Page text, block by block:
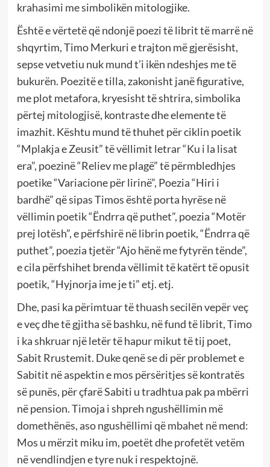
krahasimi me simbolikën mitologjike.
Është e vërtetë që ndonjë poezi të librit të marrë në
shqyrtim, Timo Merkuri e trajton më gjerësisht,
sepse vetvetiu nuk mund t’i ikën ndeshjes me të
bukurën. Poezitë e tilla, zakonisht janë figurative,
me plot metafora, kryesisht të shtrira, simbolika
përtej mitologjisë, kontraste dhe elemente të
imazhit. Kështu mund të thuhet për ciklin poetik
“Mplakja e Zeusit” të vëllimit letrar “Ku i la lisat
era”, poezinë “Reliev me plagë” të përmbledhjes
poetike “Variacione për lirinë”, Poezia “Hiri i
bardhë” që sipas Timos është porta hyrëse në
vëllimin poetik “Ëndrra që puthet”, poezia “Motër
prej lotësh”, e përfshirë në librin poetik, “Ëndrra që
puthet”, poezia tjetër “Ajo hënë me fytyrën tënde”,
e cila përfshihet brenda vëllimit të katërt të opusit
poetik, “Hyjnorja ime je ti” etj. etj.
Dhe, pasi ka përimtuar të thuash secilën vepër veç
e veç dhe të gjitha së bashku, në fund të librit, Timo
i ka shkruar një letër të hapur mikut të tij poet,
Sabit Rrustemit. Duke qenë se di për problemet e
Sabitit në aspektin e mos përsëritjes së kontratës
së punës, për çfarë Sabiti u tradhtua pak pa mbërri
në pension. Timoja i shpreh ngushëllimin më
domethënës, aso ngushëllimi që mbahet në mend:
Mos u mërzit miku im, poetët dhe profetët vetëm
në vendlindjen e tyre nuk i respektojnë.